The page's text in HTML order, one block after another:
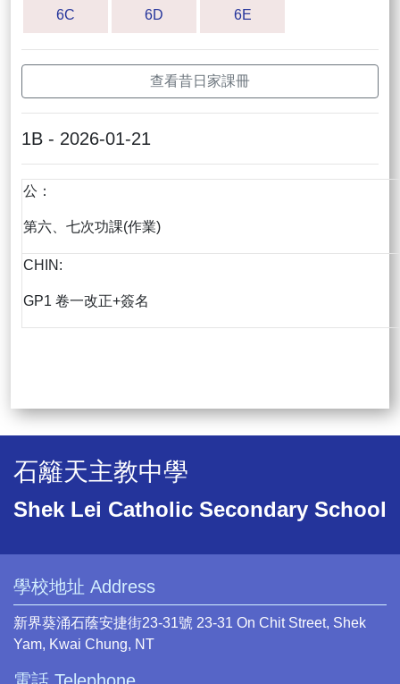
6C 6D 6E
查看昔日家課冊
1B - 2026-01-21
公：
第六、七次功課(作業)
CHIN:
GP1 卷一改正+簽名
石籬天主教中學
Shek Lei Catholic Secondary School
學校地址 Address
新界葵涌石蔭安捷街23-31號 23-31 On Chit Street, Shek
Yam, Kwai Chung, NT